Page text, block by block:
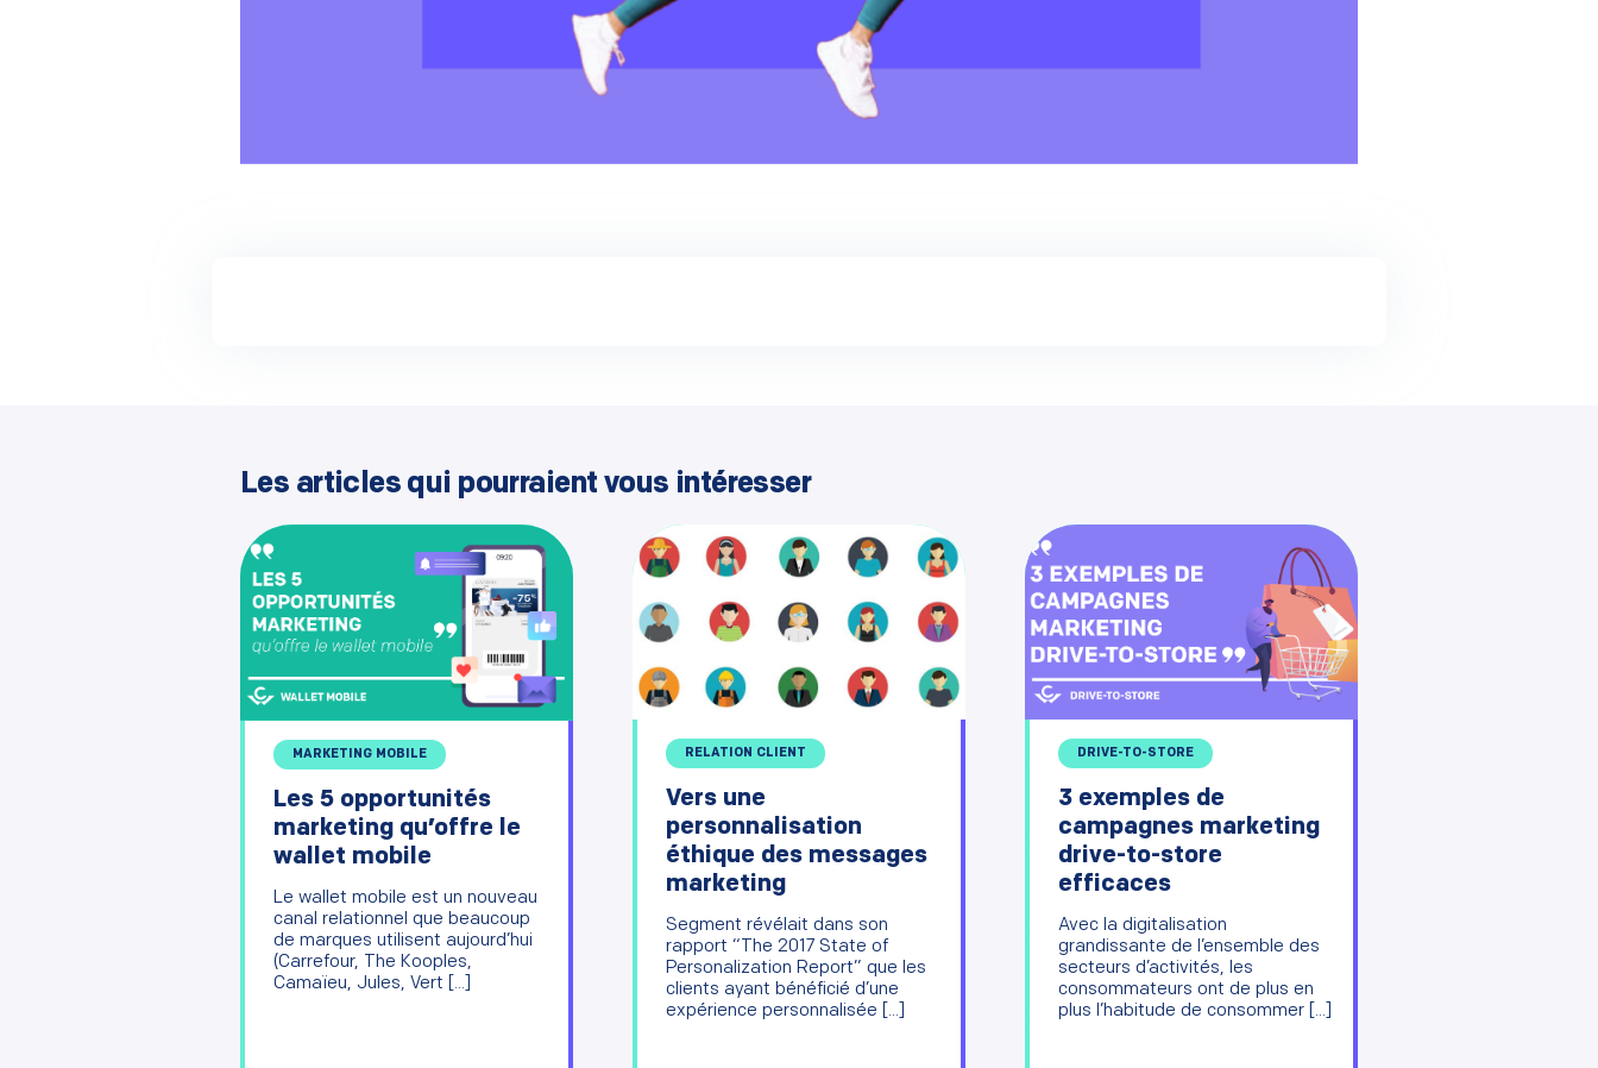
Les articles qui pourraient vous intéresser
MARKETING MOBILE
Les 5 opportunités
marketing qu’offre le
wallet mobile
Le wallet mobile est un nouveau
canal relationnel que beaucoup
de marques utilisent aujourd’hui
(Carrefour, The Kooples,
Camaïeu, Jules, Vert [...]
RELATION CLIENT
Vers une
personnalisation
éthique des messages
marketing
Segment révélait dans son
rapport “The 2017 State of
Personalization Report” que les
clients ayant bénéficié d’une
expérience personnalisée [...]
DRIVE-TO-STORE
3 exemples de
campagnes marketing
drive-to-store
efficaces
Avec la digitalisation
grandissante de l’ensemble des
secteurs d’activités, les
consommateurs ont de plus en
plus l’habitude de consommer [...]